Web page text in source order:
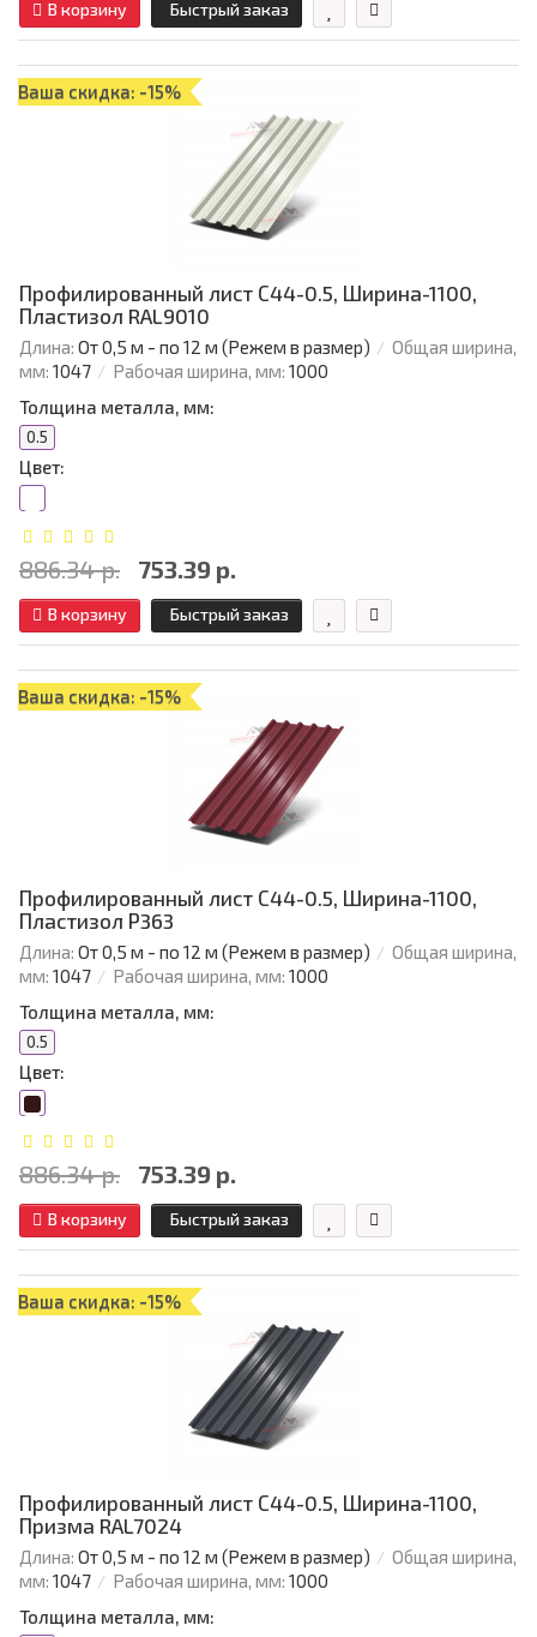
В корзину Быстрый заказ
Ваша скидка: -15%
Профилированный лист С44-0.5, Ширина-1100,
Пластизол RAL9010
Длина: От 0,5 м - по 12 м (Режем в размер)
Общая ширина,
мм: 1047 Рабочая ширина, мм: 1000
Толщина металла, мм:
0.5
Цвет:
886.34 р. 753.39 р.
В корзину Быстрый заказ
Ваша скидка: -15%
Профилированный лист С44-0.5, Ширина-1100,
Пластизол Р363
Длина: От 0,5 м - по 12 м (Режем в размер)
Общая ширина,
мм: 1047 Рабочая ширина, мм: 1000
Толщина металла, мм:
0.5
Цвет:
886.34 р. 753.39 р.
В корзину Быстрый заказ
Ваша скидка: -15%
Профилированный лист С44-0.5, Ширина-1100,
Призма RAL7024
Длина: От 0,5 м - по 12 м (Режем в размер)
Общая ширина,
мм: 1047 Рабочая ширина, мм: 1000
Толщина металла, мм: